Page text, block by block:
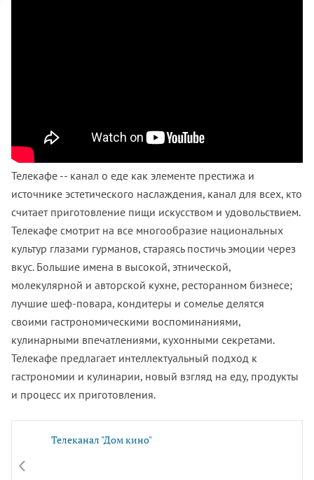
Телекафе -- канал о еде как элементе престижа и
источнике эстетического наслаждения, канал для всех, кто
считает приготовление пищи искусством и удовольствием.
Телекафе смотрит на все многообразие национальных
культур глазами гурманов, стараясь постичь эмоции через
вкус. Большие имена в высокой, этнической,
молекулярной и авторской кухне, ресторанном бизнесе;
лучшие шеф-повара, кондитеры и сомелье делятся
своими гастрономическими воспоминаниями,
кулинарными впечатлениями, кухонными секретами.
Телекафе предлагает интеллектуальный подход к
гастрономии и кулинарии, новый взгляд на еду, продукты
и процесс их приготовления.
Телеканал "Дом кино"